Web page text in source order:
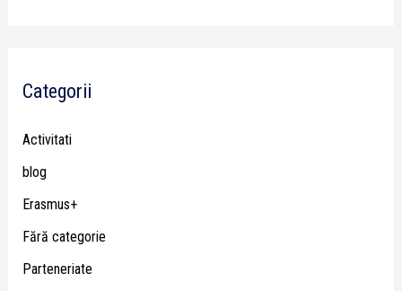
Categorii
Activitati
blog
Erasmus+
Fără categorie
Parteneriate